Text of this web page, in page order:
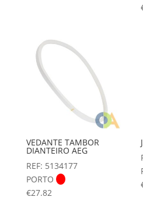
VEDANTE TAMBOR
DIANTEIRO AEG
REF: 5134177
PORTO
€27.82